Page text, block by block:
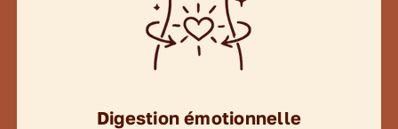
Digestion émotionnelle